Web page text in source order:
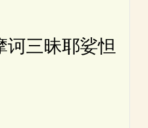
三昧耶娑怛